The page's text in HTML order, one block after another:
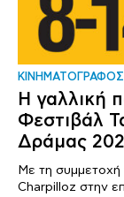
ΚΙΝΗΜΑΤΟΓΡΑΦΟΣ
Η γαλλική
Φεστιβάλ
Δράμας
Με τη συμμετοχή
Charpilloz στην